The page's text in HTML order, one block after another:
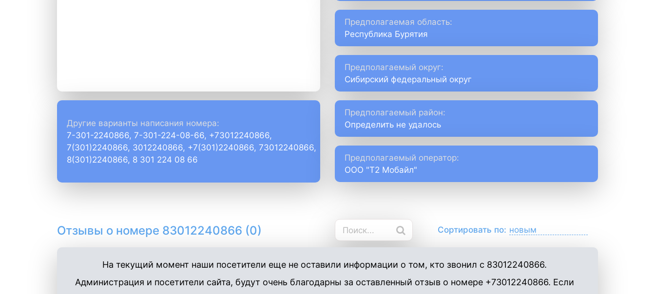
Предполагаемая область:
Республика Бурятия
Предполагаемый округ:
Сибирский федеральный округ
Другие варианты написания номера:
7-301-2240866, 7-301-224-08-66, +73012240866,
7(301)2240866, 3012240866, +7(301)2240866, 73012240866,
8(301)2240866, 8 301 224 08 66
Предполагаемый район:
Определить не удалось
Предполагаемый оператор:
ООО "Т2 Мобайл"
Отзывы о номере 83012240866 (0) Сортировать по:
На текущий момент наши посетители еще не оставили информации о том, кто звонил с 83012240866.
Администрация и посетители сайта, будут очень благодарны за оставленный отзыв о номере +73012240866. Если